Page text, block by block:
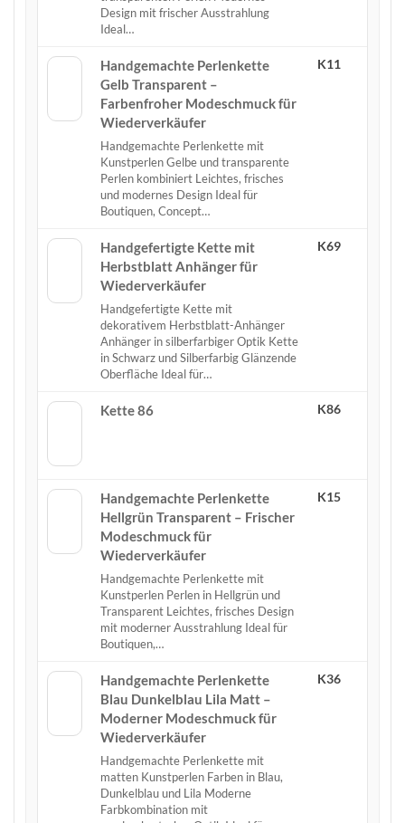
Design mit frischer Ausstrahlung
Ideal…
Handgemachte Perlenkette
Gelb Transparent –
Farbenfroher Modeschmuck für
Wiederverkäufer
Handgemachte Perlenkette mit
Kunstperlen Gelbe und transparente
Perlen kombiniert Leichtes, frisches
und modernes Design Ideal für
Boutiquen, Concept…
K11
Handgefertigte Kette mit
Herbstblatt Anhänger für
Wiederverkäufer
Handgefertigte Kette mit
dekorativem Herbstblatt-Anhänger
Anhänger in silberfarbiger Optik Kette
in Schwarz und Silberfarbig Glänzende
Oberfläche Ideal für…
K69
Kette 86 K86
Handgemachte Perlenkette
Hellgrün Transparent – Frischer
Modeschmuck für
Wiederverkäufer
Handgemachte Perlenkette mit
Kunstperlen Perlen in Hellgrün und
Transparent Leichtes, frisches Design
mit moderner Ausstrahlung Ideal für
Boutiquen,…
K15
Handgemachte Perlenkette
Blau Dunkelblau Lila Matt –
Moderner Modeschmuck für
Wiederverkäufer
Handgemachte Perlenkette mit
matten Kunstperlen Farben in Blau,
Dunkelblau und Lila Moderne
Farbkombination mit
K36